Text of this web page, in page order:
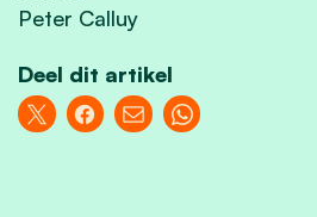
Peter Calluy
Deel dit artikel